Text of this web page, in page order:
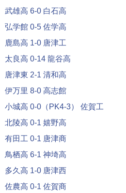
武雄高 6-0 白石高
弘学館 0-5 佐学高
鹿島高 1-0 唐津工
太良高 0-14 龍谷高
唐津東 2-1 清和高
伊万里 8-0 高志館
小城高 0-0（PK4-3） 佐賀工
北陵高 0-1 嬉野高
有田工 0-1 唐津商
鳥栖高 6-1 神埼高
多久高 1-0 唐津西
佐農高 0-1 佐賀商